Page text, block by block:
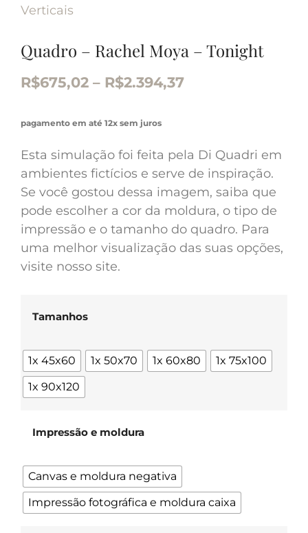
Verticais
Quadro – Rachel Moya – Tonight
R$675,02 – R$2.394,37
pagamento em até 12x sem juros
Esta simulação foi feita pela Di Quadri em
ambientes fictícios e serve de inspiração.
Se você gostou dessa imagem, saiba que
pode escolher a cor da moldura, o tipo de
impressão e o tamanho do quadro. Para
uma melhor visualização das suas opções,
visite nosso site.
Tamanhos
1x 45x60 1x 50x70 1x 60x80
1x 75x100
1x 90x120
Impressão e moldura
Canvas e moldura negativa
Impressão fotográfica e moldura caixa